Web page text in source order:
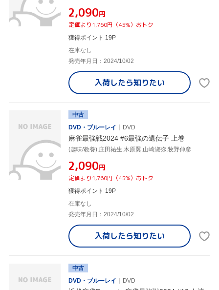
¥2,090円
定価より1,760円（45%）おトク
獲得ポイント 19P
在庫なし
発売年月日：2024/10/02
入荷したら知りたい
中古
DVD・ブルーレイ
DVD
麻雀最強戦2024 #6最強の遺伝子 上巻
(趣味/教養),庄田祐生,木原翼,山崎淑弥,牧野伸彦
¥2,090円
定価より1,760円（45%）おトク
獲得ポイント 19P
在庫なし
発売年月日：2024/10/02
入荷したら知りたい
中古
DVD・ブルーレイ
DVD